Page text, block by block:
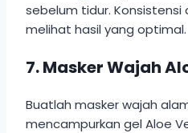
sebelum tidur. Konsistensi
melihat hasil yang optimal.
7.Masker Wajah
Buatlah masker wajah
mencampurkan gel Aloe